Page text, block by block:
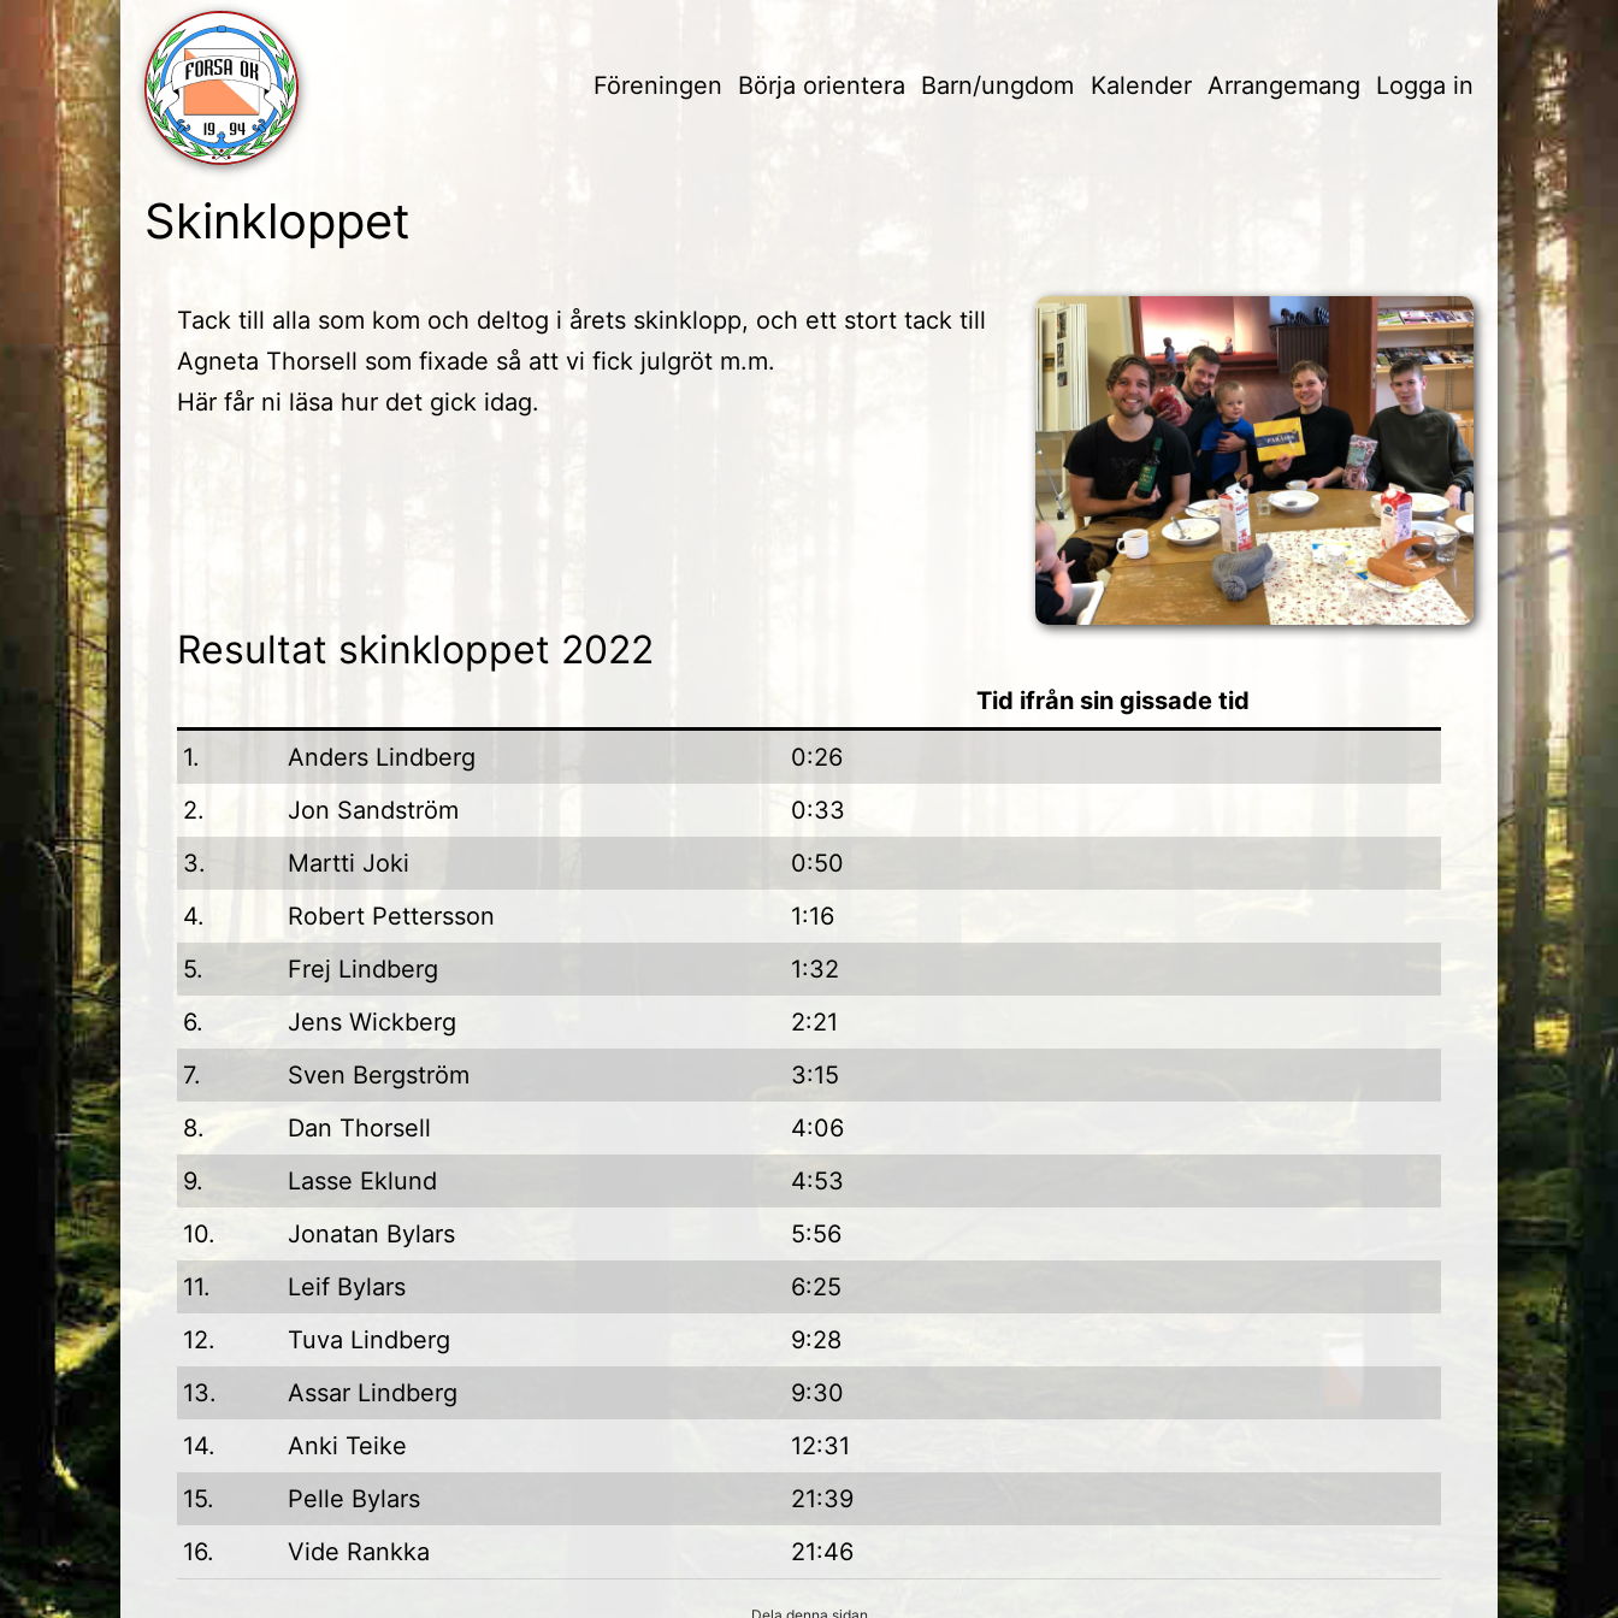
Skip
content
OK
Föreningen Börja orientera Barn/ungdom Kalender Arrangemang Logga in
Skinkloppet
Tack till alla som kom och deltog i årets skinklopp, och ett stort tack till
Agneta Thorsell som fixade så att vi fick julgröt m.m.
Här får ni läsa hur det gick idag.
Resultat skinkloppet 2022
Tid ifrån sin gissade tid
1.
Anders Lindberg
0:26
2.
Jon Sandström
0:33
3.
Martti Joki
0:50
4.
Robert Pettersson
1:16
5.
Frej Lindberg
1:32
6.
Jens Wickberg
2:21
7.
Sven Bergström
3:15
8.
Dan Thorsell
4:06
9.
Lasse Eklund
4:53
10.
Jonatan Bylars
5:56
11.
Leif Bylars
6:25
12.
Tuva Lindberg
9:28
13.
Assar Lindberg
9:30
14.
Anki Teike
12:31
15.
Pelle Bylars
21:39
16.
Vide Rankka 21:46